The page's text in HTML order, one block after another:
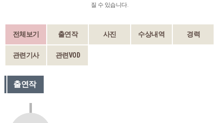
질 수 있습니다.
전체보기 출연작 사진 수상내역 경력
관련기사 관련VOD
출연작